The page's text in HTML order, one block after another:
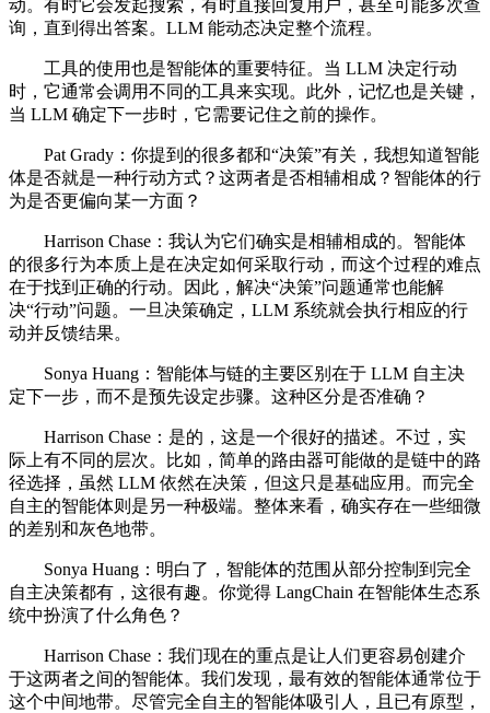
动。有时它会发起搜索，有时直接回复用户，甚至可能多次查
询，直到得出答案。LLM 能动态决定整个流程。
工具的使用也是智能体的重要特征。当 LLM 决定行动
时，它通常会调用不同的工具来实现。此外，记忆也是关键，
当 LLM 确定下一步时，它需要记住之前的操作。
Pat Grady：你提到的很多都和“决策”有关，我想知道智能
体是否就是一种行动方式？这两者是否相辅相成？智能体的行
为是否更偏向某一方面？
Harrison Chase：我认为它们确实是相辅相成的。智能体
的很多行为本质上是在决定如何采取行动，而这个过程的难点
在于找到正确的行动。因此，解决“决策”问题通常也能解
决“行动”问题。一旦决策确定，LLM 系统就会执行相应的行
动并反馈结果。
Sonya Huang：智能体与链的主要区别在于 LLM 自主决
定下一步，而不是预先设定步骤。这种区分是否准确？
Harrison Chase：是的，这是一个很好的描述。不过，实
际上有不同的层次。比如，简单的路由器可能做的是链中的路
径选择，虽然 LLM 依然在决策，但这只是基础应用。而完全
自主的智能体则是另一种极端。整体来看，确实存在一些细微
的差别和灰色地带。
Sonya Huang：明白了，智能体的范围从部分控制到完全
自主决策都有，这很有趣。你觉得 LangChain 在智能体生态系
统中扮演了什么角色？
Harrison Chase：我们现在的重点是让人们更容易创建介
于这两者之间的智能体。我们发现，最有效的智能体通常位于
这个中间地带。尽管完全自主的智能体吸引人，且已有原型，